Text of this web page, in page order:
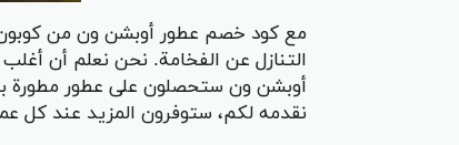
مع كود خصم عطور أوبشن ون من كوبون
التنازل عن الفخامة. نحن نعلم أن
أوبشن ون ستحصلون على عطور مطورة
نقدمه لكم، ستوفرون المزيد عند كل